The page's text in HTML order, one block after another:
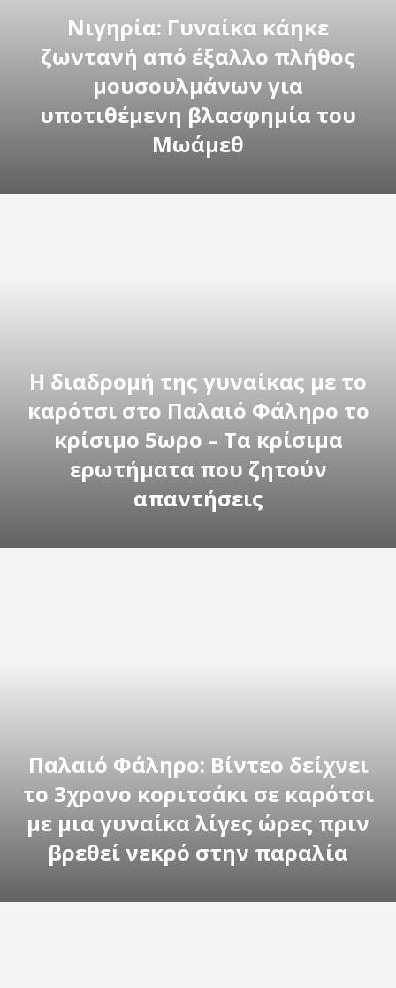
Νιγηρία: Γυναίκα κάηκε
ζωντανή από έξαλλο πλήθος
μουσουλμάνων για
υποτιθέμενη βλασφημία του
Μωάμεθ
Η διαδρομή της γυναίκας με το
καρότσι στο Παλαιό Φάληρο το
κρίσιμο 5ωρο – Τα κρίσιμα
ερωτήματα που ζητούν
απαντήσεις
Παλαιό Φάληρο: Βίντεο δείχνει
το 3χρονο κοριτσάκι σε καρότσι
με μια γυναίκα λίγες ώρες πριν
βρεθεί νεκρό στην παραλία